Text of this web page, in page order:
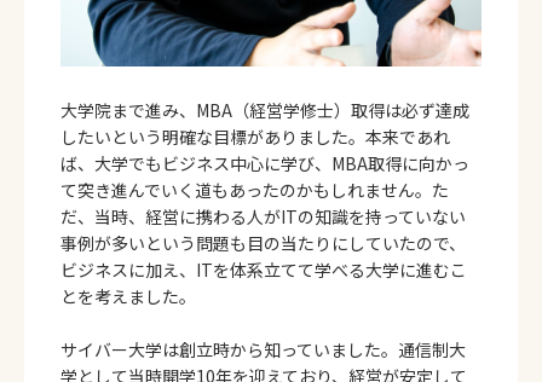
大学院まで進み、MBA（経営学修士）取得は必ず達成
したいという明確な目標がありました。本来であれ
ば、大学でもビジネス中心に学び、MBA取得に向かっ
て突き進んでいく道もあったのかもしれません。た
だ、当時、経営に携わる人がITの知識を持っていない
事例が多いという問題も目の当たりにしていたので、
ビジネスに加え、ITを体系立てて学べる大学に進むこ
とを考えました。
サイバー大学は創立時から知っていました。通信制大
学として当時開学10年を迎えており、経営が安定して